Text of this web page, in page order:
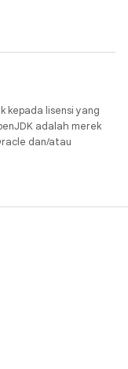
kepada lisensi yang
adalah merek
dan/atau